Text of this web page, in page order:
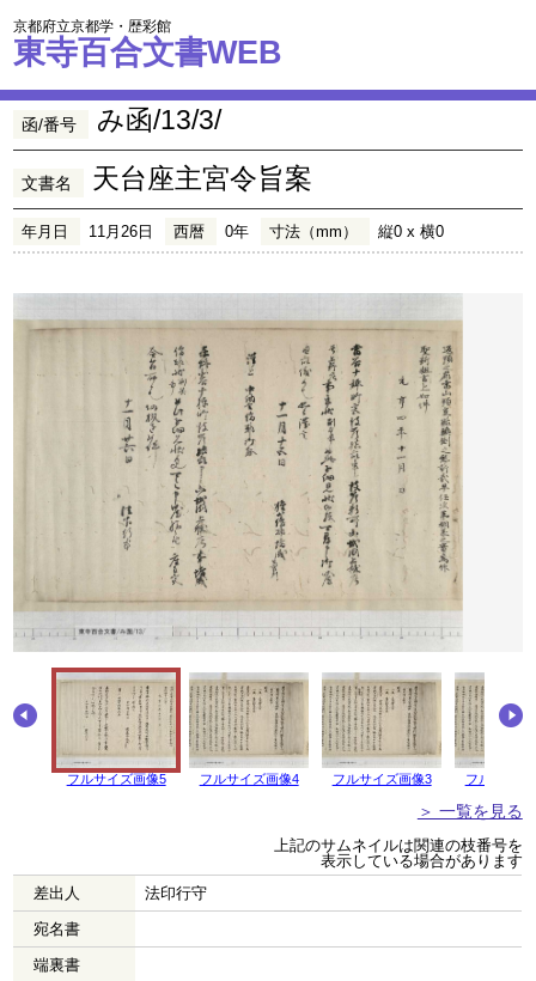
京都府立京都学・歴彩館
東寺百合文書WEB
函/番号 み函/13/3/
文書名 天台座主宮令旨案
年月日 11月26日 西暦 0年 寸法（mm） 縦0 x 横0
フルサイズ画像5 フルサイズ画像4 フルサイズ画像3 フルサイズ
＞ 一覧を見る
上記のサムネイルは関連の枝番号を
表示している場合があります
差出人
法印行守
宛名書
端裏書